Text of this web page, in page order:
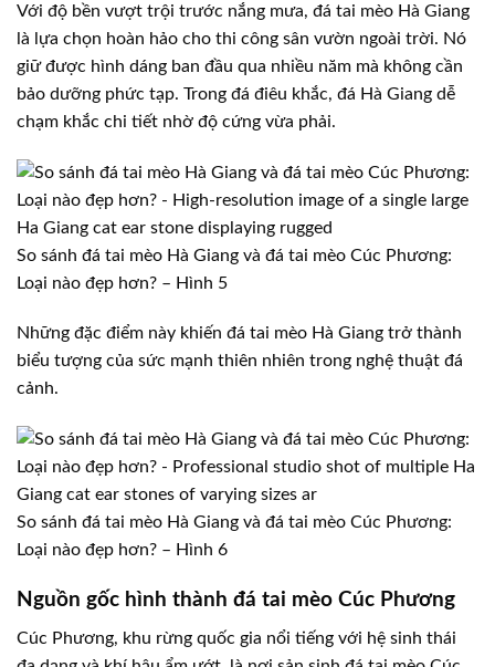
Với độ bền vượt trội trước nắng mưa, đá tai mèo Hà Giang
là lựa chọn hoàn hảo cho thi công sân vườn ngoài trời. Nó
giữ được hình dáng ban đầu qua nhiều năm mà không cần
bảo dưỡng phức tạp. Trong đá điêu khắc, đá Hà Giang dễ
chạm khắc chi tiết nhờ độ cứng vừa phải.
So sánh đá tai mèo Hà Giang và đá tai mèo Cúc Phương:
Loại nào đẹp hơn? – Hình 5
Những đặc điểm này khiến đá tai mèo Hà Giang trở thành
biểu tượng của sức mạnh thiên nhiên trong nghệ thuật đá
cảnh.
So sánh đá tai mèo Hà Giang và đá tai mèo Cúc Phương:
Loại nào đẹp hơn? – Hình 6
Nguồn gốc hình thành đá tai mèo Cúc Phương
Cúc Phương, khu rừng quốc gia nổi tiếng với hệ sinh thái